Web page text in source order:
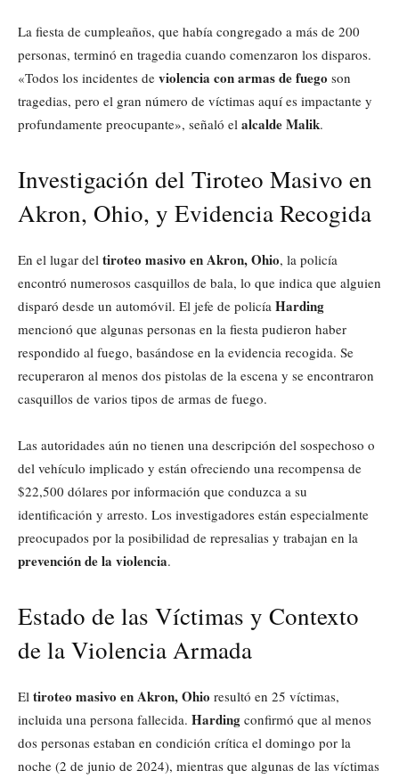
La fiesta de cumpleaños, que había congregado a más de 200
personas, terminó en tragedia cuando comenzaron los disparos.
«Todos los incidentes de violencia con armas de fuego son
tragedias, pero el gran número de víctimas aquí es impactante y
profundamente preocupante», señaló el alcalde Malik.
Investigación del Tiroteo Masivo en
Akron, Ohio, y Evidencia Recogida
En el lugar del tiroteo masivo en Akron, Ohio, la policía
encontró numerosos casquillos de bala, lo que indica que alguien
disparó desde un automóvil. El jefe de policía Harding
mencionó que algunas personas en la fiesta pudieron haber
respondido al fuego, basándose en la evidencia recogida. Se
recuperaron al menos dos pistolas de la escena y se encontraron
casquillos de varios tipos de armas de fuego.
Las autoridades aún no tienen una descripción del sospechoso o
del vehículo implicado y están ofreciendo una recompensa de
$22,500 dólares por información que conduzca a su
identificación y arresto. Los investigadores están especialmente
preocupados por la posibilidad de represalias y trabajan en la
prevención de la violencia.
Estado de las Víctimas y Contexto
de la Violencia Armada
El tiroteo masivo en Akron, Ohio resultó en 25 víctimas,
incluida una persona fallecida. Harding confirmó que al menos
dos personas estaban en condición crítica el domingo por la
noche (2 de junio de 2024), mientras que algunas de las víctimas